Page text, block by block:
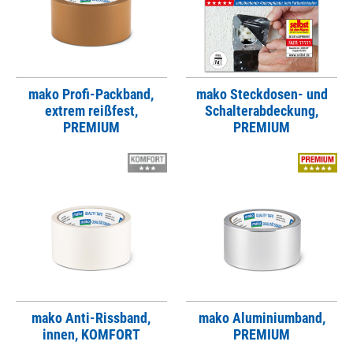
mako Profi-Packband,
extrem reißfest,
PREMIUM
mako Steckdosen- und
Schalterabdeckung,
PREMIUM
mako Anti-Rissband,
innen, KOMFORT
mako Aluminiumband,
PREMIUM